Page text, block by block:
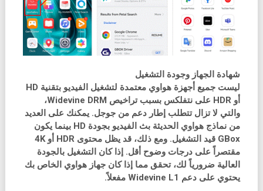
شهادة الجهاز وجودة التشغيل
ليست جميع أجهزة هواوي معتمدة لتشغيل الفيديو بتقنية HD
أو HDR على نتفلكس بسبب تراخيص Widevine DRM،
والتي لا تزال تتطلب إطار دعم من جوجل. يمكنك على العديد
من نماذج هواوي الحديثة بث الفيديو بجودة HD بينما يكون
GBox قيد التشغيل. ومع ذلك، قد يظل محتوى HDR أو 4K
مقتصراً على درجات وضوح أقل. إذا كان التشغيل بالجودة
العالية ضرورياً لك، تحقق مما إذا كان جهاز هواوي الخاص بك
يحتوي على دعم Widevine L1 مفعلاً.